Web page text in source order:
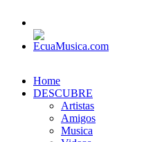
Home
DESCUBRE
Artistas
Amigos
Musica